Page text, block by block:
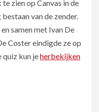
zien op Canvas in de
van de zender.
samen met Ivan De
Coster eindigde ze op
quiz kun jeherbekijken